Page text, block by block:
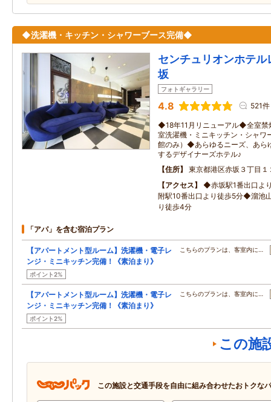
◆洗濯機・キッチン・シャワーブース完備◆
センチュリオンホテ
坂
フォトギャラリー
4.8 521件
◆18年11月リニューアル◆全室
室洗濯機・ミニキッチン・シャワ
館のみ）◆あらゆるニーズ、あら
するデザイナーズホテル♪
住所
東京都港区赤坂３丁目１
アクセス
◆赤坂駅1番出口よ
附駅10番出口より徒歩5分◆溜池
り徒歩4分
「アパ」を含む宿泊プラン
【アパートメント型ルーム】洗濯機・電子レ
ンジ・ミニキッチン完備！《素泊まり》
ポイント2%
こちらのプランは、客室内に…
【アパートメント型ルーム】洗濯機・電子レ
ンジ・ミニキッチン完備！《素泊まり》
ポイント2%
こちらのプランは、客室内に…
この施
この施設と交通手段を自由に組み合わせたおトクな